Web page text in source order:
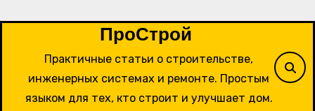
ПроСтрой
Практичные статьи о строительстве,
инженерных системах и ремонте. Простым
языком для тех, кто строит и улучшает дом.